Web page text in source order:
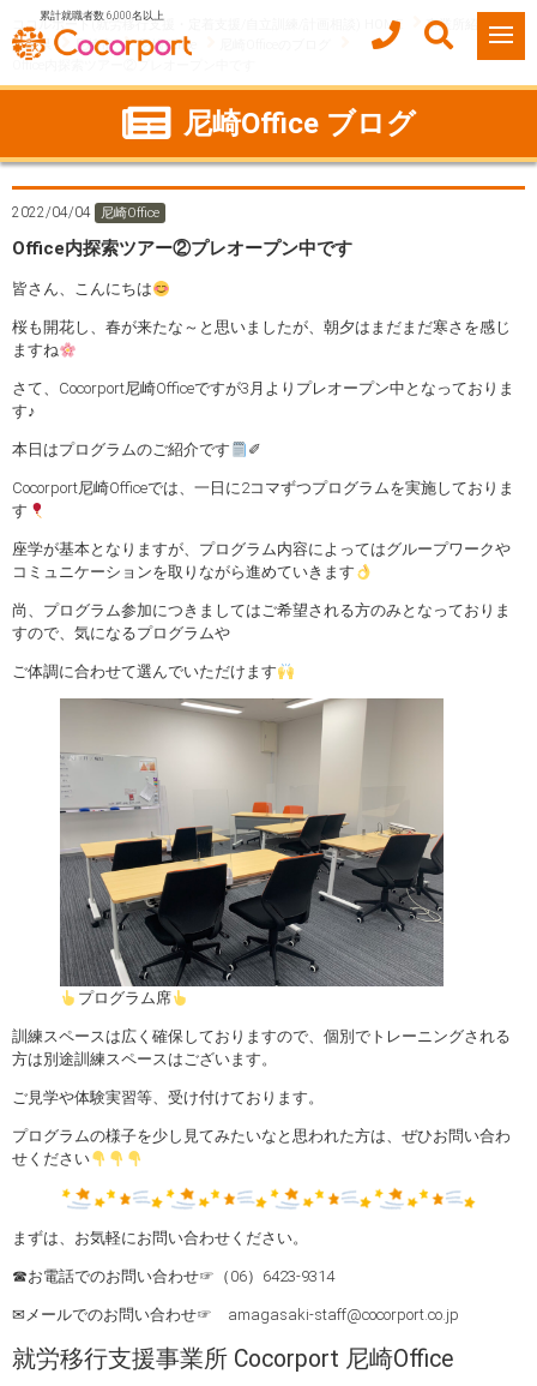
累計就職者数 6,000名以上
ココルポート(就労移行支援・定着支援/自立訓練/計画相談) HOME
事業所紹介
兵庫県
尼崎市 尼崎Office
Office内探索ツアー②プレオープン中です
尼崎Office ブログ
2022/04/04 尼崎Office
Office内探索ツアー②プレオープン中です
皆さん、こんにちは
桜も開花し、春が来たな～と思いましたが、朝夕はまだまだ寒さを感じ
ますね
さて、Cocorport尼崎Officeですが3月よりプレオープン中となっておりま
す♪
本日はプログラムのご紹介です ✐
Cocorport尼崎Officeでは、一日に2コマずつプログラムを実施しておりま
す
座学が基本となりますが、プログラム内容によってはグループワークや
コミュニケーションを取りながら進めていきます
尚、プログラム参加につきましてはご希望される方のみとなっておりま
すので、気になるプログラムや
ご体調に合わせて選んでいただけます
プログラム席
訓練スペースは広く確保しておりますので、個別でトレーニングされる
方は別途訓練スペースはございます。
ご見学や体験実習等、受け付けております。
プログラムの様子を少し見てみたいなと思われた方は、ぜひお問い合わ
せください
まずは、お気軽にお問い合わせください。
☎お電話でのお問い合わせ☞（06）6423-9314
✉メールでのお問い合わせ☞ amagasaki-staff@cocorport.co.jp
就労移行支援事業所 Cocorport 尼崎Office